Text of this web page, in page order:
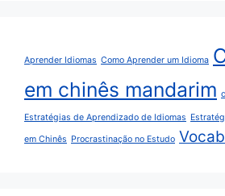
Aprender Idiomas Como Aprender um Idioma
em chinês mandarim
Estratégias de Aprendizado de Idiomas
em Chinês Procrastinação no Estudo